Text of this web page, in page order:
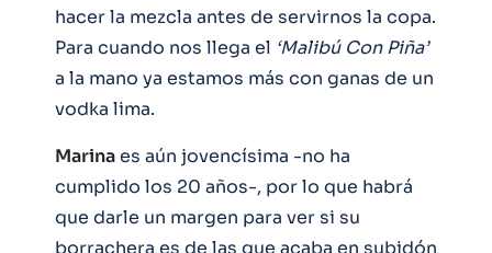
hacer la mezcla antes de servirnos la copa.
Para cuando nos llega el ‘Malibú Con Piña’
a la mano ya estamos más con ganas de un
vodka lima.
Marinaes aún jovencísima -no ha
cumplido los 20 años-, por lo que habrá
que darle un margen para ver si su